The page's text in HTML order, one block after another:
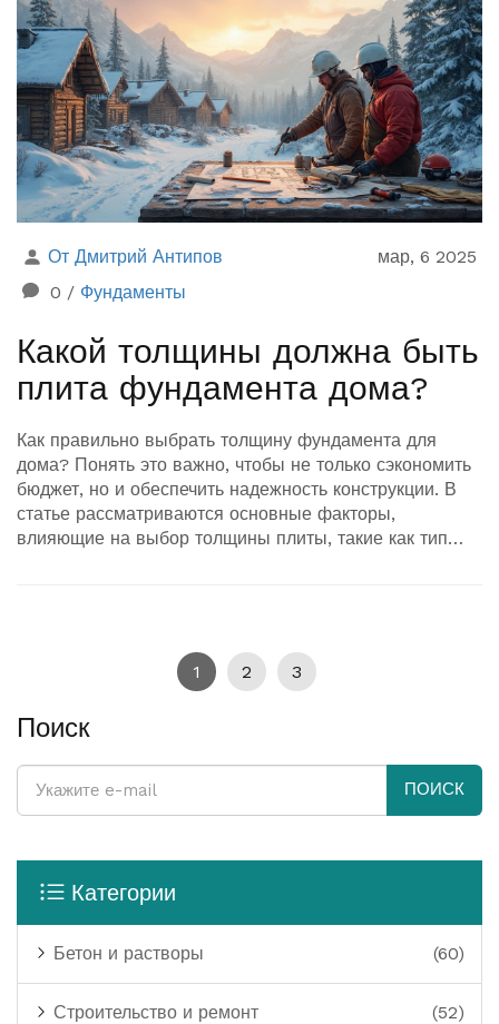
От Дмитрий Антипов
мар, 6 2025
0 / Фундаменты
Какой толщины должна быть
плита фундамента дома?
Как правильно выбрать толщину фундамента для
дома? Понять это важно, чтобы не только сэкономить
бюджет, но и обеспечить надежность конструкции. В
статье рассматриваются основные факторы,
влияющие на выбор толщины плиты, такие как тип
собственного дома.
1 2 3
Поиск
ПОИСК
Категории
Бетон и растворы (60)
Строительство и ремонт (52)